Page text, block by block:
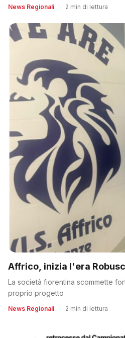
News Regionali 2 min di lettura
Affrico, inizia l'era
La società fiorentina scommette
proprio progetto
News Regionali 2 min di lettura